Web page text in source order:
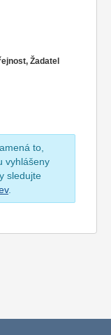
Žadatel
to,
vyhlášeny
sledujte
.